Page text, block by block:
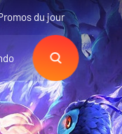
du jour